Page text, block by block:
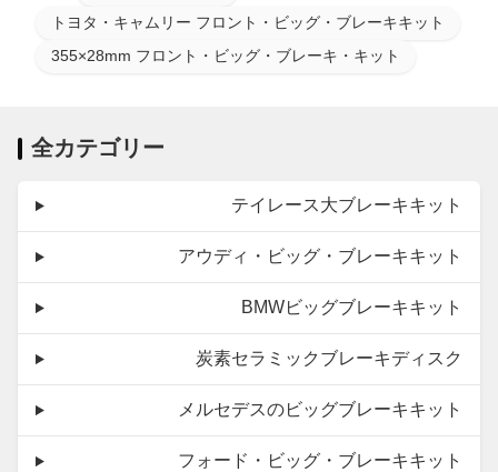
トヨタ・キャムリー フロント・ビッグ・ブレーキキット
355×28mm フロント・ビッグ・ブレーキ・キット
全カテゴリー
テイレース大ブレーキキット
アウディ・ビッグ・ブレーキキット
BMWビッグブレーキキット
炭素セラミックブレーキディスク
メルセデスのビッグブレーキキット
フォード・ビッグ・ブレーキキット